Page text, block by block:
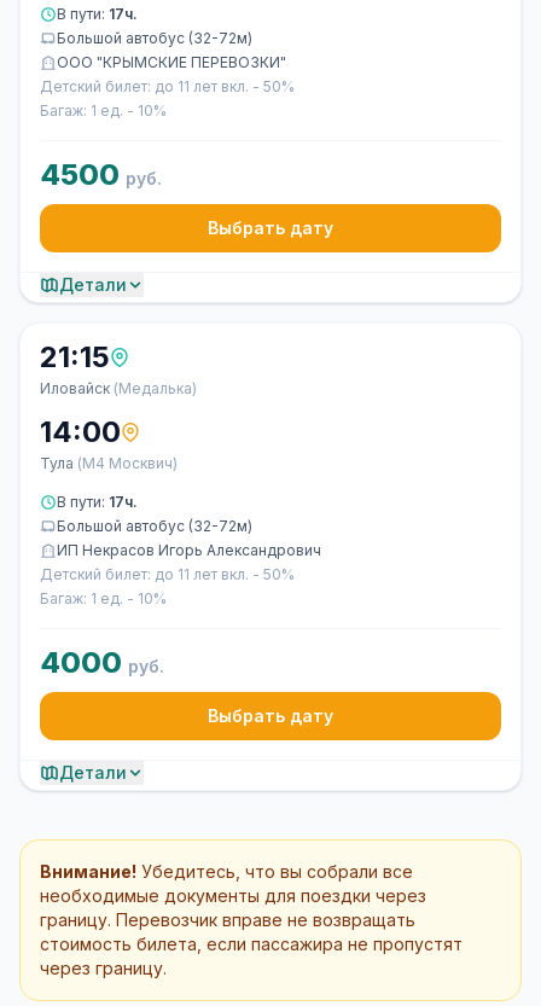
В пути: 17ч.
Большой автобус (32-72м)
ООО "КРЫМСКИЕ ПЕРЕВОЗКИ"
Детский билет: до 11 лет вкл. - 50%
Багаж: 1 ед. - 10%
4500 руб.
Выбрать дату
Детали
21:15
Иловайск (Медалька)
14:00
Тула (М4 Москвич)
В пути: 17ч.
Большой автобус (32-72м)
ИП Некрасов Игорь Александрович
Детский билет: до 11 лет вкл. - 50%
Багаж: 1 ед. - 10%
4000 руб.
Выбрать дату
Детали
Внимание! Убедитесь, что вы собрали все
необходимые документы для поездки через
границу. Перевозчик вправе не возвращать
стоимость билета, если пассажира не пропустят
через границу.